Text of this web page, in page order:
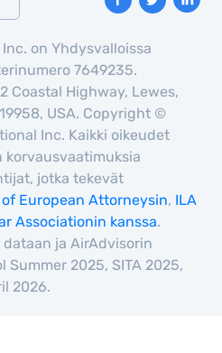
on Yhdysvalloissa
7649235.
Coastal Highway, Lewes,
USA. Copyright ©
Inc. Kaikki oikeudet
jotka tekevät
European Attorneysin, ILA
Associationin kanssa.
ja AirAdvisorin
2025, SITA 2025,
2026.